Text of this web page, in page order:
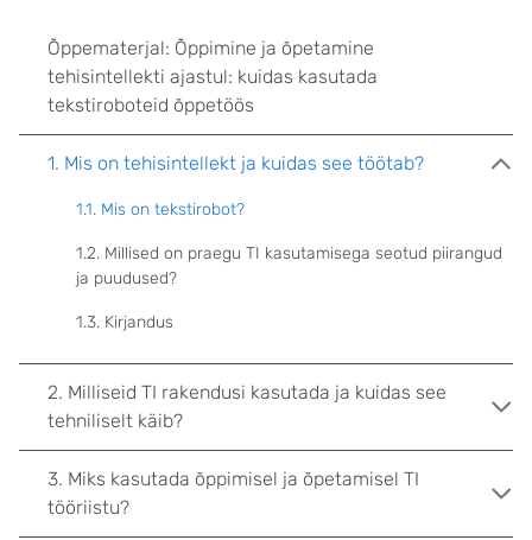
Õppematerjal: Õppimine ja õpetamine
tehisintellekti ajastul: kuidas kasutada
tekstiroboteid õppetöös
1. Mis on tehisintellekt ja kuidas see töötab?
1.1. Mis on tekstirobot?
1.2. Millised on praegu TI kasutamisega seotud piirangud
ja puudused?
1.3. Kirjandus
2. Milliseid TI rakendusi kasutada ja kuidas see
tehniliselt käib?
3. Miks kasutada õppimisel ja õpetamisel TI
tööriistu?